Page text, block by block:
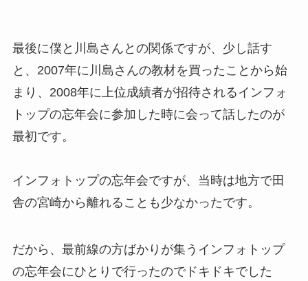
最後に僕と川島さんとの関係ですが、少し話す
と、2007年に川島さんの教材を買ったことから始
まり、2008年に上位成績者が招待されるインフォ
トップの忘年会に参加した時に会って話したのが
最初です。
インフォトップの忘年会ですが、当時は地方で田
舎の宮崎から離れることも少なかったです。
だから、最前線の方ばかりが集うインフォトップ
の忘年会にひとりで行ったのでドキドキでした